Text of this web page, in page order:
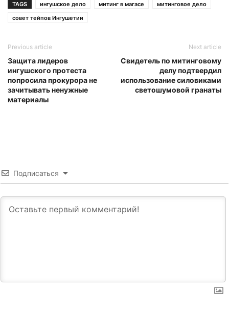
TAGS ингушское дело митинг в магасе
митинговое дело
совет тейпов Ингушетии
Previous article
Защита лидеров
ингушского протеста
попросила прокурора не
зачитывать ненужные
материалы
Next article
Свидетель по митинговому
делу подтвердил
использование силовиками
светошумовой гранаты
Подписаться